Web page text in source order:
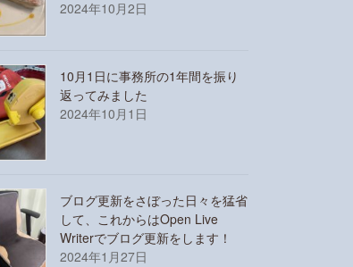
2024年10月2日
10月1日に事務所の1年間を振り
返ってみました
2024年10月1日
ブログ更新をさぼった日々を猛省
して、これからはOpen Live
Writerでブログ更新をします！
2024年1月27日